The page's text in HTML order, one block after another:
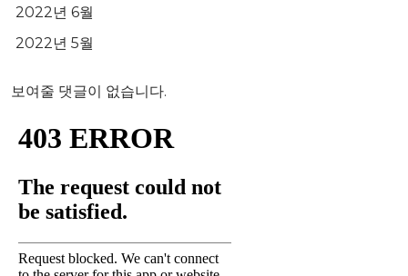
2022년 6월
2022년 5월
보여줄 댓글이 없습니다.